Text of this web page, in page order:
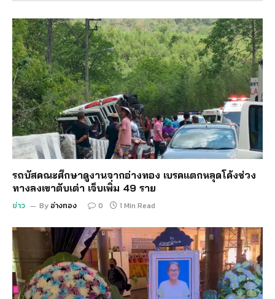
รถบัสคณะศึกษาดูงานจากอ่างทอง เบรคแตกหลุดโค้งช่วง
ทางลงเขาตับเต่า เจ็บเพิ่ม 49 ราย
ข่าว By อ่างทอง 0 1 Min Read